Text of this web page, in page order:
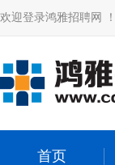
欢迎登录鸿雅招聘网 ！
首页